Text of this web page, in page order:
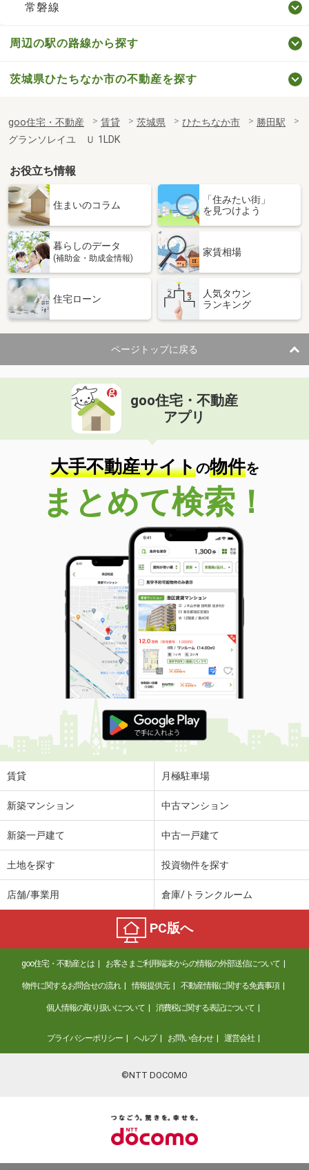
常磐線
周辺の駅の路線から探す
茨城県ひたちなか市の不動産を探す
goo住宅・不動産 賃貸 茨城県 ひたちなか市
勝田駅
グランソレイユ Ｕ 1LDK
お役立ち情報
住まいのコラム
「住みたい街」
を見つけよう
暮らしのデータ
(補助金・助成金情報)
家賃相場
住宅ローン
人気タウン
ランキング
ページトップに戻る
goo住宅・不動産
アプリ
大手不動産サイトの物件を
まとめて検索！
賃貸 月極駐車場
新築マンション 中古マンション
新築一戸建て 中古一戸建て
土地を探す 投資物件を探す
店舗/事業用 倉庫/トランクルーム
PC版へ
goo住宅・不動産とは お客さまご利用端末からの情報の外部送信について
物件に関するお問合せの流れ 情報提供元 不動産情報に関する免責事項
個人情報の取り扱いについて 消費税に関する表記について
プライバシーポリシー ヘルプ お問い合わせ 運営会社
©NTT DOCOMO